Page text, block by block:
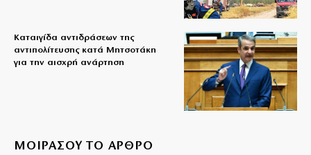
Καταιγίδα αντιδράσεων της
αντιπολίτευσης κατά Μητσοτάκη
για την αισχρή ανάρτηση
ΜΟΙΡΑΣΟΥ ΤΟ ΑΡΘΡΟ